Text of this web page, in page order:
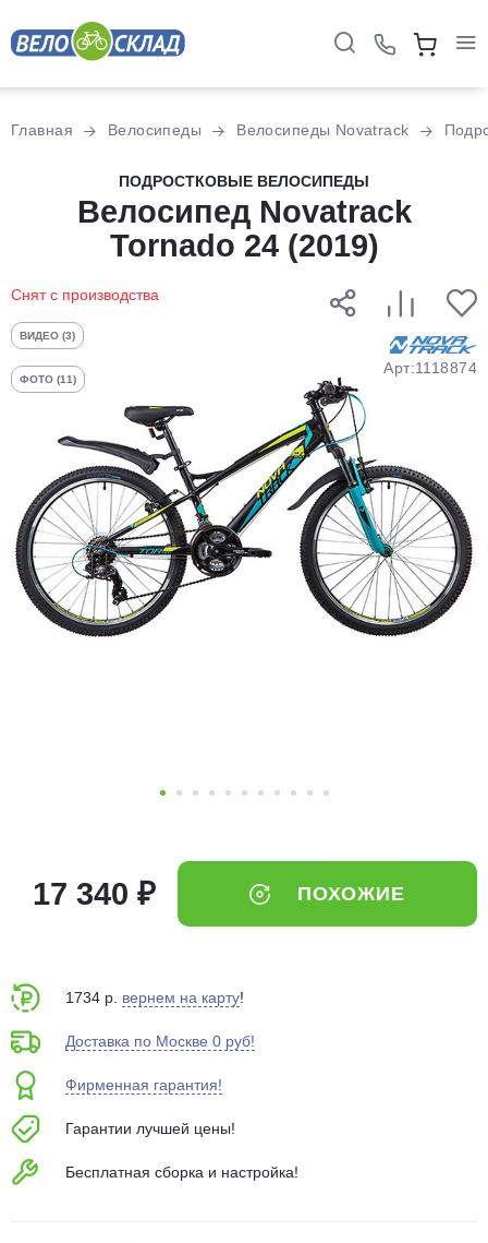
Главная Велосипеды Велосипеды Novatrack
ПОДРОСТКОВЫЕ ВЕЛОСИПЕДЫ
Велосипед Novatrack
Tornado 24 (2019)
Снят с производства
ВИДЕО (3)
ФОТО (11)
Арт:1118874
17 340 ₽ ПОХОЖИЕ
1734 р. вернем на карту!
Доставка по Москве 0 руб!
Фирменная гарантия!
Гарантии лучшей цены!
Бесплатная сборка и настройка!
Разбейте
оплатуна части
без переплат
График платежей
Добавляйте товары
в корзину
Оплачивайте сегодня только
каждые 2 недели
об оплате Плайтом
8 800 302-02-51
plait.ru